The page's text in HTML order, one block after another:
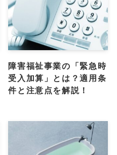
障害福祉事業の「緊急時
受入加算」とは？適用条
件と注意点を解説！